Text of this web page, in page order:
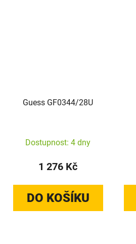
Guess GF0344/28U
Dostupnost: 4 dny
1 276 Kč
DO KOŠÍKU